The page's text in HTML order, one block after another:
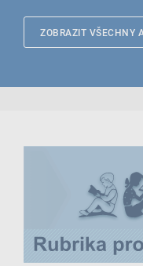
ZOBRAZIT VŠECHNY